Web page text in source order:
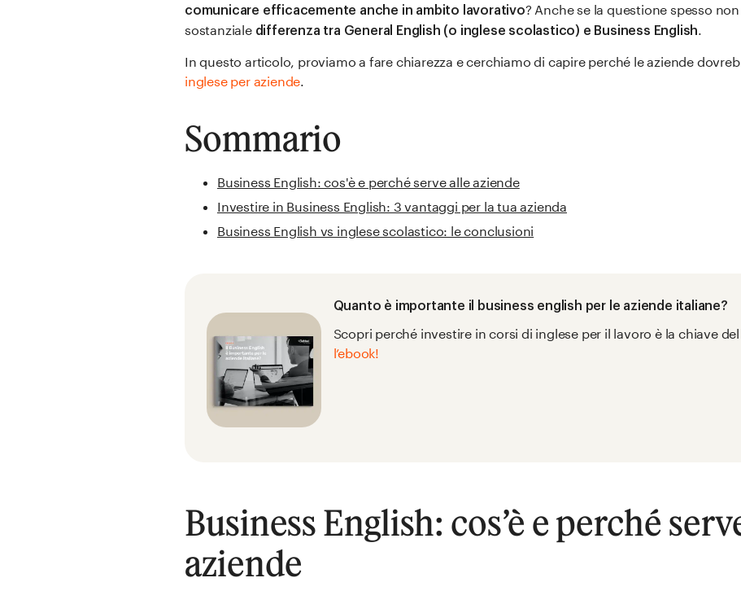
comunicare efficacemente anche in ambito lavorativo? Anche se la questione spesso
sostanziale differenza tra General English (o inglese scolastico) e Business English
In questo articolo, proviamo a fare chiarezza e cerchiamo di capire perché le aziende
inglese per aziende.
Sommario
Business English: cos'è e perché serve alle aziende
Investire in Business English: 3 vantaggi per la tua azienda
Business English vs inglese scolastico: le conclusioni
Quanto è importante il business english per le aziende italiane?
Scopri perché investire in corsi di inglese per il lavoro è la chiave
l’ebook!
Business English: cos’è e perché
aziende